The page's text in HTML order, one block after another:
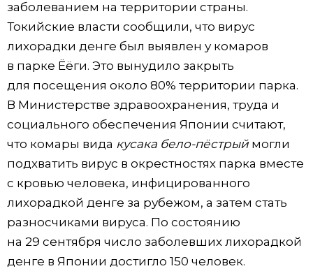
заболеванием на территории страны.
Токийские власти сообщили, что вирус
лихорадки денге был выявлен у комаров
в парке Ёёги. Это вынудило закрыть
для посещения около 80% территории парка.
В Министерстве здравоохранения, труда и
социального обеспечения Японии считают,
что комары вида кусака бело-пёстрыймогли
подхватить вирус в окрестностях парка вместе
с кровью человека, инфицированного
лихорадкой денге за рубежом, а затем стать
разносчиками вируса. По состоянию
на 29 сентября число заболевших лихорадкой
денге в Японии достигло 150 человек.